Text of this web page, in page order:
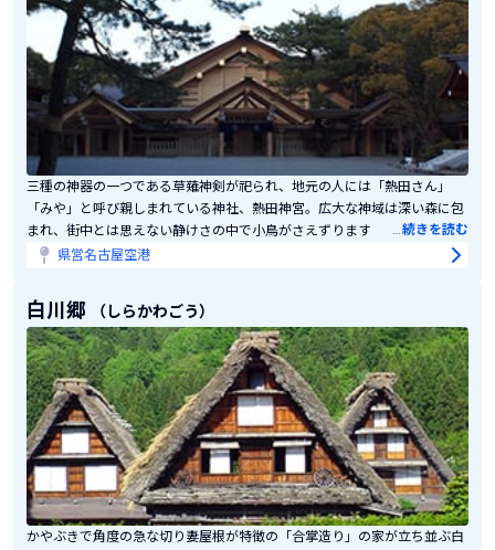
三種の神器の一つである草薙神剣が祀られ、地元の人には「熱田さん」
「みや」と呼び親しまれている神社、熱田神宮。広大な神域は深い森に包
まれ、街中とは思えない静けさの中で小鳥がさえずります。その一番奥に
鎮座するのが本宮。織田信長が桶狭間の合戦に勝利祈願したことでも知ら
て。参拝が終わったら正門からすぐの「蓬莱軒」で元祖ひつまぶしをいた
だきましょう。
…続きを読む
県営名古屋空港
白川郷 （しらかわごう）
かやぶきで角度の急な切り妻屋根が特徴の「合掌造り」の家が立ち並ぶ白